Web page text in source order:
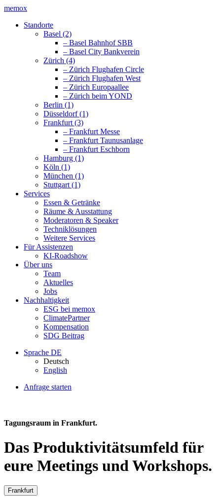
memox
Standorte
Basel (2)
– Basel Bahnhof SBB
– Basel City Bankverein
Zürich (4)
– Zürich Flughafen Circle
– Zürich Flughafen West
– Zürich Europaallee
– Zürich beim YOND
Berlin (1)
Düsseldorf (1)
Frankfurt (3)
– Frankfurt Messe
– Frankfurt Taunusanlage
– Frankfurt Eschborn
Hamburg (1)
Köln (1)
München (1)
Stuttgart (1)
Services
Essen & Getränke
Räume & Ausstattung
Moderatoren & Speaker
Techniklösungen
Weitere Services
Für Assistenzen
KI-Roadshow
Über uns
Team
Aktuelles
Jobs
Nachhaltigkeit
ESG bei memox
ClimatePartner
Kompensation
SDG Beitrag
Sprache DE
Deutsch
English
Anfrage starten
Tagungsraum in Frankfurt.
Das Produktivitätsumfeld für
eure Meetings und Workshops.
Frankfurt